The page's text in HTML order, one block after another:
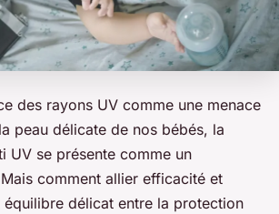
des rayons UV comme une menace
peau délicate de nos bébés, la
UV se présente comme un
comment allier efficacité et
équilibre délicat entre la protection